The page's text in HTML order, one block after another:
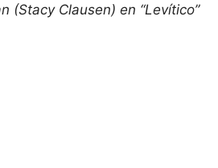
(Stacy Clausen) en “Levítico”